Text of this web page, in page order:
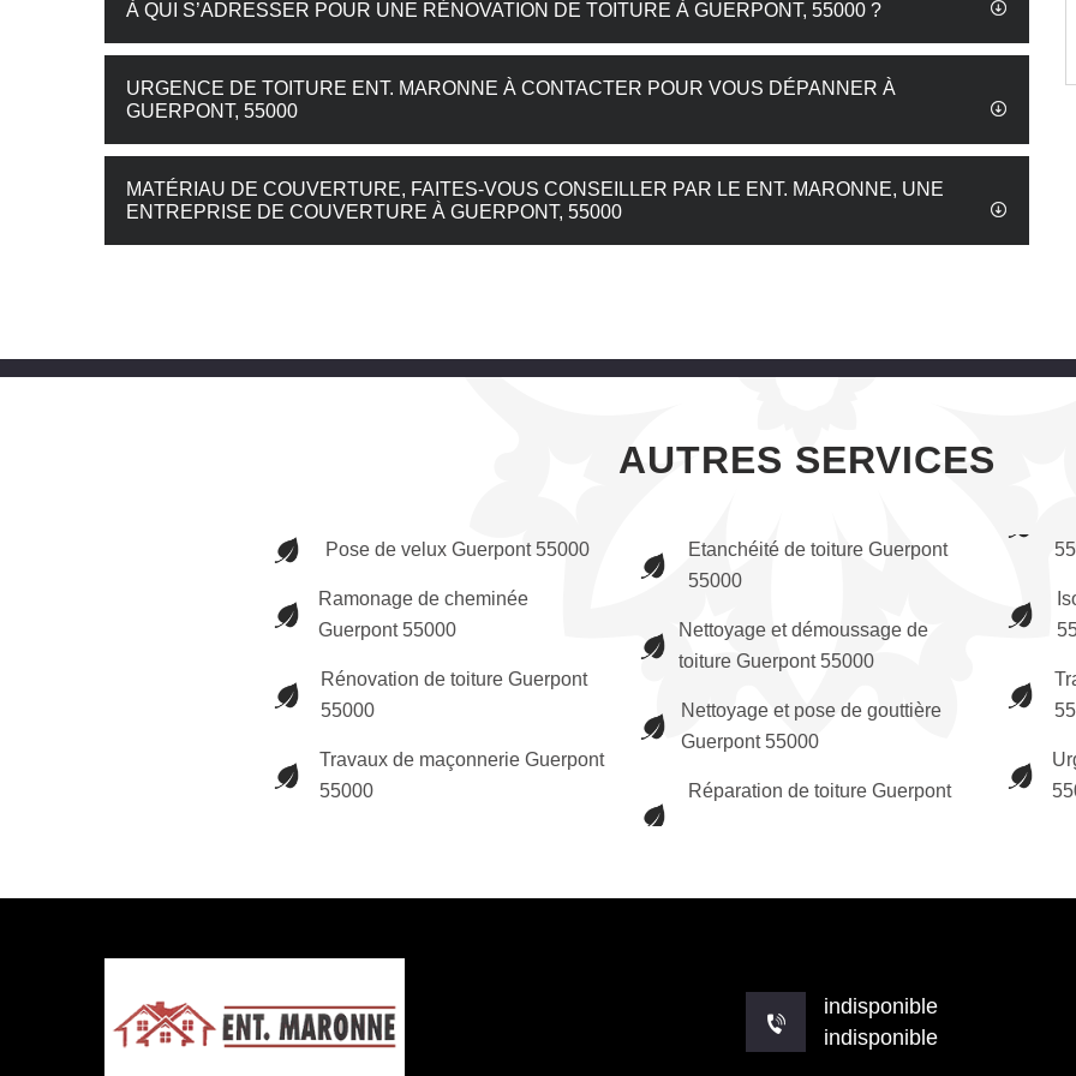
À QUI S’ADRESSER POUR UNE RÉNOVATION DE TOITURE À GUERPONT, 55000 ?
URGENCE DE TOITURE ENT. MARONNE À CONTACTER POUR VOUS DÉPANNER À
GUERPONT, 55000
MATÉRIAU DE COUVERTURE, FAITES-VOUS CONSEILLER PAR LE ENT. MARONNE, UNE
ENTREPRISE DE COUVERTURE À GUERPONT, 55000
AUTRES SERVICES
Pose de velux Guerpont 55000
Ramonage de cheminée
Guerpont 55000
Rénovation de toiture Guerpont
55000
Travaux de maçonnerie Guerpont
55000
Etanchéité de toiture Guerpont
55000
Nettoyage et démoussage de
toiture Guerpont 55000
Nettoyage et pose de gouttière
Guerpont 55000
Réparation de toiture Guerpont
indisponible
indisponible